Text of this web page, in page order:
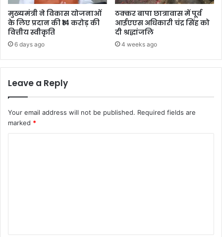
मुख्यमंत्री ने विकास योजनाओं
के लिए प्रदान की ₹14 करोड़ की
वित्तीय स्वीकृति
6 days ago
ठक्कर बापा छात्रावास में पूर्व
आईएएस अधिकारी चंद्र सिंह को
दी श्रद्धांजलि
4 weeks ago
Leave a Reply
Your email address will not be published. Required fields are
marked *